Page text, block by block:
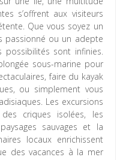
s’offrent aux visiteurs
Que vous soyez un
passionné ou un adepte
possibilités sont infinies.
sous-marine pour
faire du kayak
ou simplement vous
Les excursions
criques isolées, les
sauvages et la
locaux enrichissent
des vacances à la mer